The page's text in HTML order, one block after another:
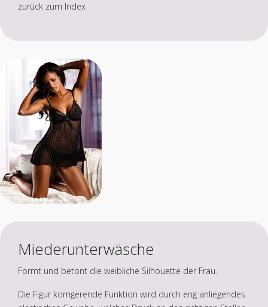
zurück zum Index
Miederunterwäsche
Formt und betont die weibliche Silhouette der Frau.
Die Figur korrigerende Funktion wird durch eng anliegendes